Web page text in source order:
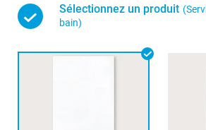
Sélectionnez un produit
bain)